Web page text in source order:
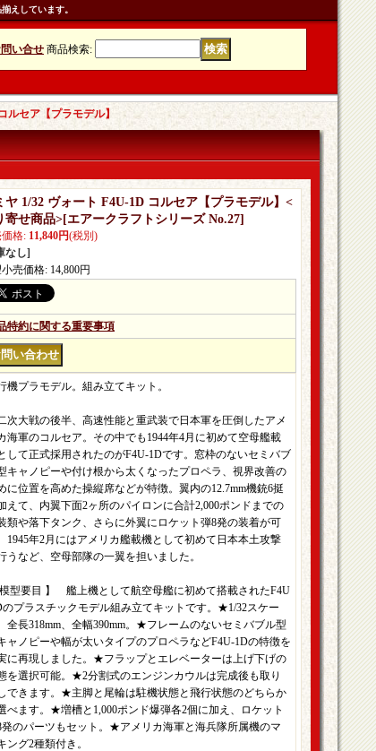
えしています。
い合せ 商品検索:
ルセア【プラモデル】
ヤ 1/32 ヴォート F4U-1D コルセア【プラモデル】<
寄せ商品>[エアークラフトシリーズ No.27]
格: 11,840円(税別)
なし]
売価格: 14,800円
特約に関する重要事項
機プラモデル。組み立てキット。
次大戦の後半、高速性能と重武装で日本軍を圧倒したアメ
海軍のコルセア。その中でも1944年4月に初めて空母艦載
して正式採用されたのがF4U-1Dです。窓枠のないセミバブ
キャノピーや付け根から太くなったプロペラ、視界改善の
に位置を高めた操縦席などが特徴。翼内の12.7mm機銃6挺
えて、内翼下面2ヶ所のパイロンに合計2,000ポンドまでの
類や落下タンク、さらに外翼にロケット弾8発の装着が可
1945年2月にはアメリカ艦載機として初めて日本本土攻撃
うなど、空母部隊の一翼を担いました。
模型要目 】 艦上機として航空母艦に初めて搭載されたF4U
のプラスチックモデル組み立てキットです。★1/32スケー
全長318mm、全幅390mm。★フレームのないセミバブル型
ャノピーや幅が太いタイプのプロペラなどF4U-1Dの特徴を
に再現しました。★フラップとエレベーターは上げ下げの
を選択可能。★2分割式のエンジンカウルは完成後も取り
できます。★主脚と尾輪は駐機状態と飛行状態のどちらか
べます。★増槽と1,000ポンド爆弾各2個に加え、ロケット
発のパーツもセット。★アメリカ海軍と海兵隊所属機のマ
ング2種類付き。